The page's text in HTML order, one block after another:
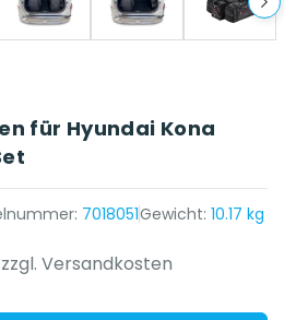
für Hyundai Kona
7018051Gewicht: 10.17 kg
}}
zzgl. Versandkosten